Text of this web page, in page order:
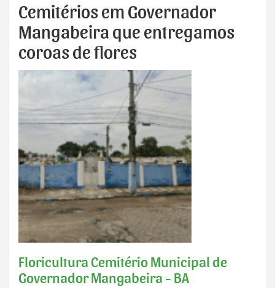
Cemitérios em Governador
Mangabeira que entregamos
coroas de flores
Floricultura Cemitério Municipal de
Governador Mangabeira - BA